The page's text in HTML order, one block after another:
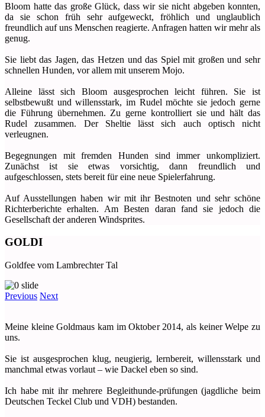
Bloom hatte das große Glück, dass wir sie nicht abgeben konnten,
da sie schon früh sehr aufgeweckt, fröhlich und unglaublich
freundlich auf uns Menschen reagierte. Anfragen hatten wir mehr als
genug.
Sie liebt das Jagen, das Hetzen und das Spiel mit großen und sehr
schnellen Hunden, vor allem mit unserem Mojo.
Alleine lässt sich Bloom ausgesprochen leicht führen. Sie ist
selbstbewußt und willensstark, im Rudel möchte sie jedoch gerne
die Führung übernehmen. Zu gerne kontrolliert sie und hält das
Rudel zusammen. Der Sheltie lässt sich auch optisch nicht
verleugnen.
Begegnungen mit fremden Hunden sind immer unkompliziert.
Zunächst ist sie etwas vorsichtig, dann freundlich und
aufgeschlossen, stets bereit für eine neue Spielerfahrung.
Auf Ausstellungen haben wir mit ihr Bestnoten und sehr schöne
Richterberichte erhalten. Am Besten daran fand sie jedoch die
Gesellschaft der anderen Windsprites.
GOLDI
Goldfee vom Lambrechter Tal
Previous Next
Meine kleine Goldmaus kam im Oktober 2014, als keiner Welpe zu
uns.
Sie ist ausgesprochen klug, neugierig, lernbereit, willensstark und
manchmal etwas vorlaut – wie Dackel eben so sind.
Ich habe mit ihr mehrere Begleithunde-prüfungen (jagdliche beim
Deutschen Teckel Club und VDH) bestanden.